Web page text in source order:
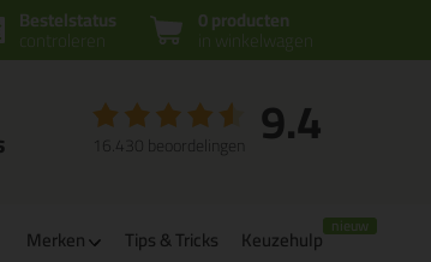
0 producten
in winkelwagen
Bestelstatus
controleren
9.4
16.430 beoordelingen
Merken Tips & Tricks Keuzehulp